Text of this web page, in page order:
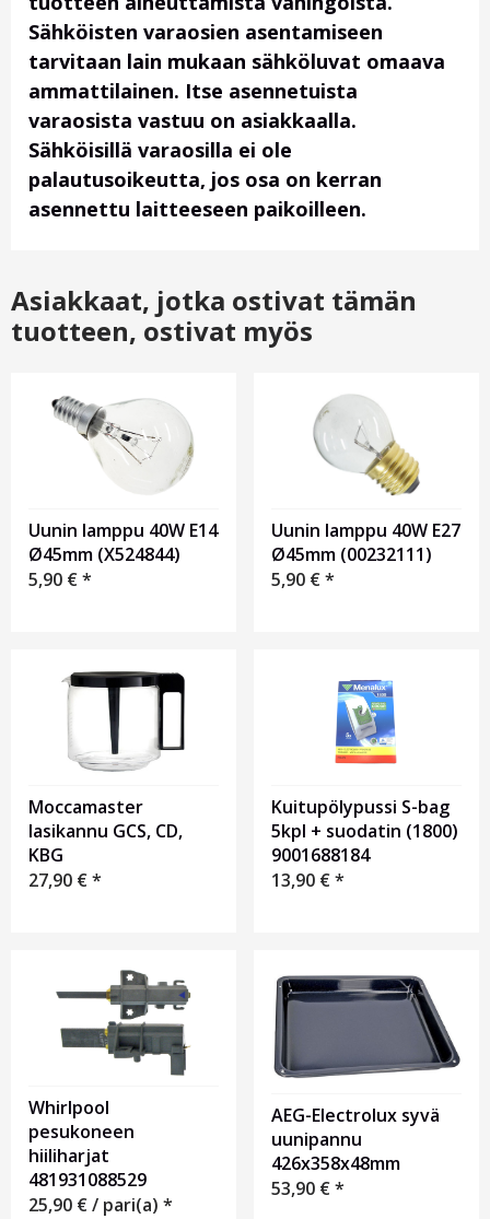
Sähköisten varaosien asentamiseen
tarvitaan lain mukaan sähköluvat omaava
ammattilainen. Itse asennetuista
varaosista vastuu on asiakkaalla.
Sähköisillä varaosilla ei ole
palautusoikeutta, jos osa on kerran
asennettu laitteeseen paikoilleen.
Asiakkaat, jotka ostivat tämän
tuotteen, ostivat myös
Uunin lamppu 40W E14
Ø45mm (X524844)
5,90 €*
Uunin lamppu 40W E27
Ø45mm (00232111)
5,90 €*
Moccamaster
lasikannu GCS, CD,
KBG
27,90 €*
Kuitupölypussi S-bag
5kpl + suodatin (1800)
9001688184
13,90 €*
Whirlpool
pesukoneen
hiiliharjat
481931088529
25,90 €/ pari(a) *
AEG-Electrolux syvä
uunipannu
426x358x48mm
53,90 €*